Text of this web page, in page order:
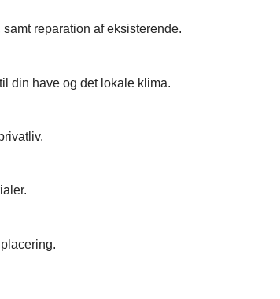
reparation af eksisterende.
din have og det lokale klima.